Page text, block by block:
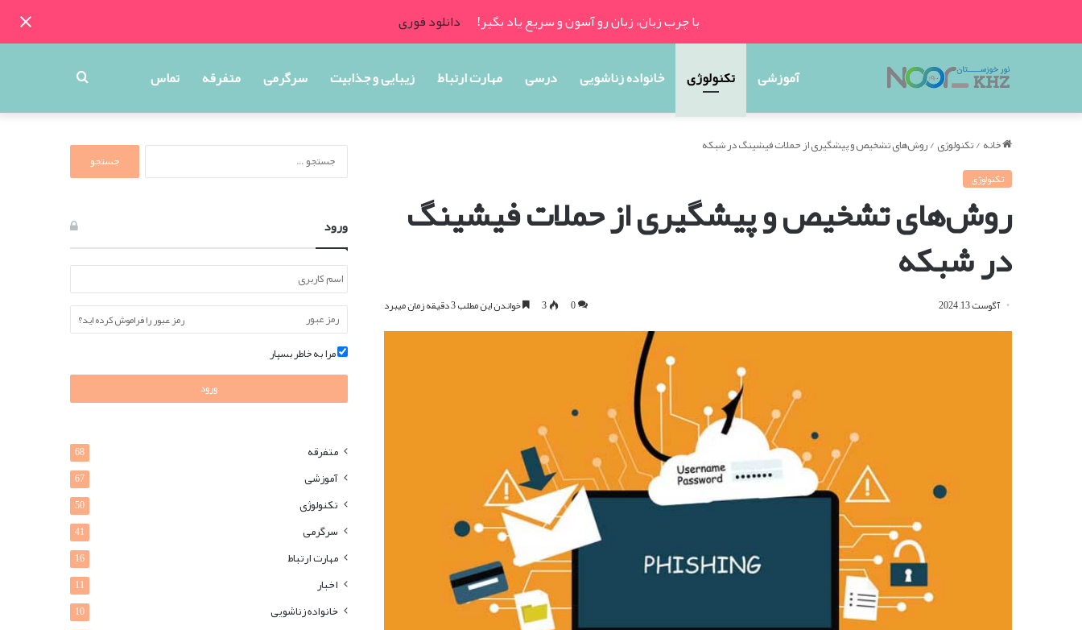
با چرب زبان، زبان رو آسون و سریع یاد بگیر! دانلود فوری
آموزشی تکنولوژی خانواده زناشویی درسی مهارت ارتباط زیبایی و جذابیت سرگرمی متفرقه تماس جستجو
برای خانه/تکنولوژی/روش‌های تشخیص و پیشگیری از حملات فیشینگ در شبکه
تکنولوژی
روش‌های تشخیص و پیشگیری از حملات فیشینگ
در شبکه
آگوست 13, 2024 0
3 خواندن این مطلب 3 دقیقه زمان میبرد
جستجو
ورود
رمز عبور را فراموش کرده اید؟
مرا به خاطر بسپار
ورود
متفرقه 68
آموزشی 67
تکنولوژی 50
سرگرمی 41
مهارت ارتباط 16
اخبار 11
خانواده زناشویی 10